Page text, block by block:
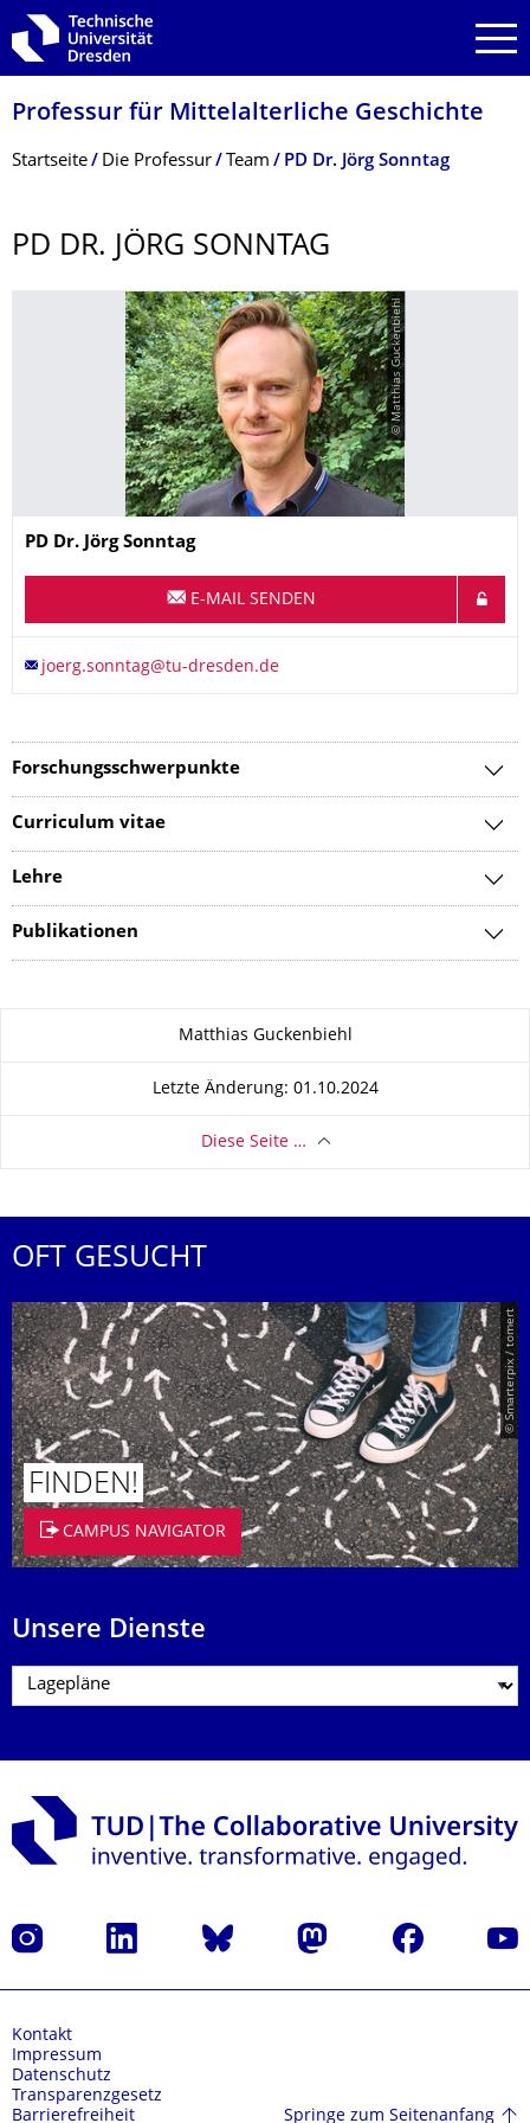
Zur Hauptnavigation springen
Zur Suche springen
Zum Inhalt springen
Professur für Mittelalterliche Geschichte
Breadcrumb-Menü
Startseite Die Professur Team PD Dr. Jörg Sonntag
PD DR. JÖRG SONNTAG
© Matthias Guckenbiehl
Name
PD Dr. Jörg Sonntag
E-MAIL SENDEN
Forschungsschwerpunkte
Curriculum vitae
Lehre
Publikationen
Zu dieser SeiteMatthias Guckenbiehl
Letzte Änderung: 01.10.2024
Diese Seite …
OFT GESUCHT
© Smarterpix / tomert
FINDEN!
CAMPUS NAVIGATOR
Unsere Dienste
Instagram LinkedIn Bluesky Mastodon Facebook
Kontakt
Impressum
Datenschutz
Transparenzgesetz
Barrierefreiheit
Springe zum Seitenanfang